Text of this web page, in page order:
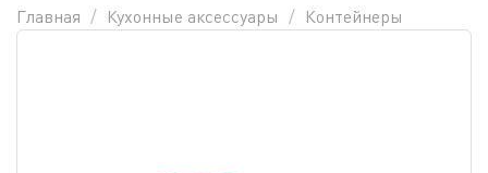
Главная Кухонные аксессуары Контейнеры